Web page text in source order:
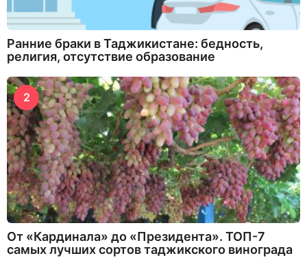
Ранние браки в Таджикистане: бедность,
религия, отсутствие образование
2
От «Кардинала» до «Президента». ТОП-7
самых лучших сортов таджикского винограда